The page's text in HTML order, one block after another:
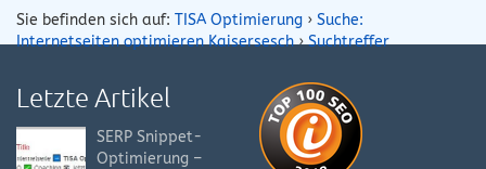
Sie befinden sich auf: TISA Optimierung › Suche:
Internetseiten optimieren Kaisersesch›Suchtreffer
Letzte Artikel
SERP Snippet-
Optimierung –